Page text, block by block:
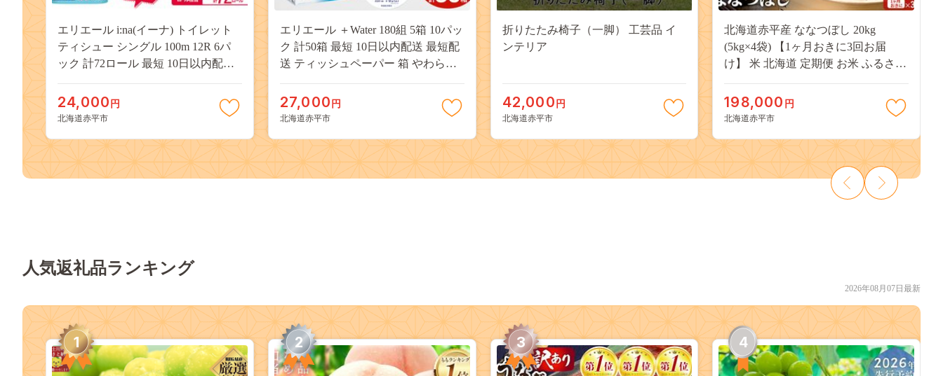
エリエール i:na(イーナ) トイレット
ティシュー シングル 100m 12R 6パ
ック 計72ロール 最短 10日以内配送
防災 常備品 備蓄品 消耗品 日用品 生
活必需品 北海道 赤平市
24,000 円
北海道赤平市
エリエール ＋Water 180組 5箱 10パッ
ク 計50箱 最短 10日以内配送 最短配
送 ティッシュペーパー 箱 やわらか
備品 備蓄品 消耗品 備蓄 日用品 生活
必需品 北海道 赤平市
27,000 円
北海道赤平市
折りたたみ椅子（一脚） 工芸品 イ
ンテリア
42,000 円
北海道赤平市
北海道赤平産 ななつぼし 20kg
(5kg×4袋) 【1ヶ月おきに3回お届
け】 米 北海道 定期便 お米 ふるさと
198,000 円
北海道赤平市
人気返礼品ランキング
2026年08月07日最新
1 2 3 4